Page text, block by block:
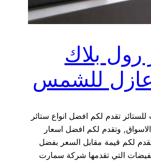
رول بلاك
للشمس
تقدم لكم افضل انواع ستائر
وتقدم لكم افضل اسعار
لكم قيمة مقابل السعر بفضل
التي تقدمها شركة سمارت